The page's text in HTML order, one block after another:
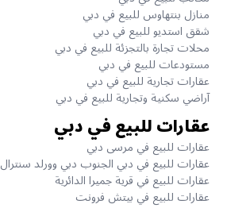
منازل بنتهاوس للبيع في دبي
شقق استديو للبيع في دبي
محلات تجارة بالتجزئة للبيع في دبي
مستودعات للبيع في دبي
عقارات تجارية للبيع في دبي
آراضي سكنية وتجارية للبيع في دبي
عقارات للبيع في دبي
عقارات للبيع في مرسى دبي
عقارات للبيع في دبي الجنوب دبي وورلد سنترال
عقارات للبيع في قرية جميرا الدائرية
عقارات للبيع في بيتش فرونت